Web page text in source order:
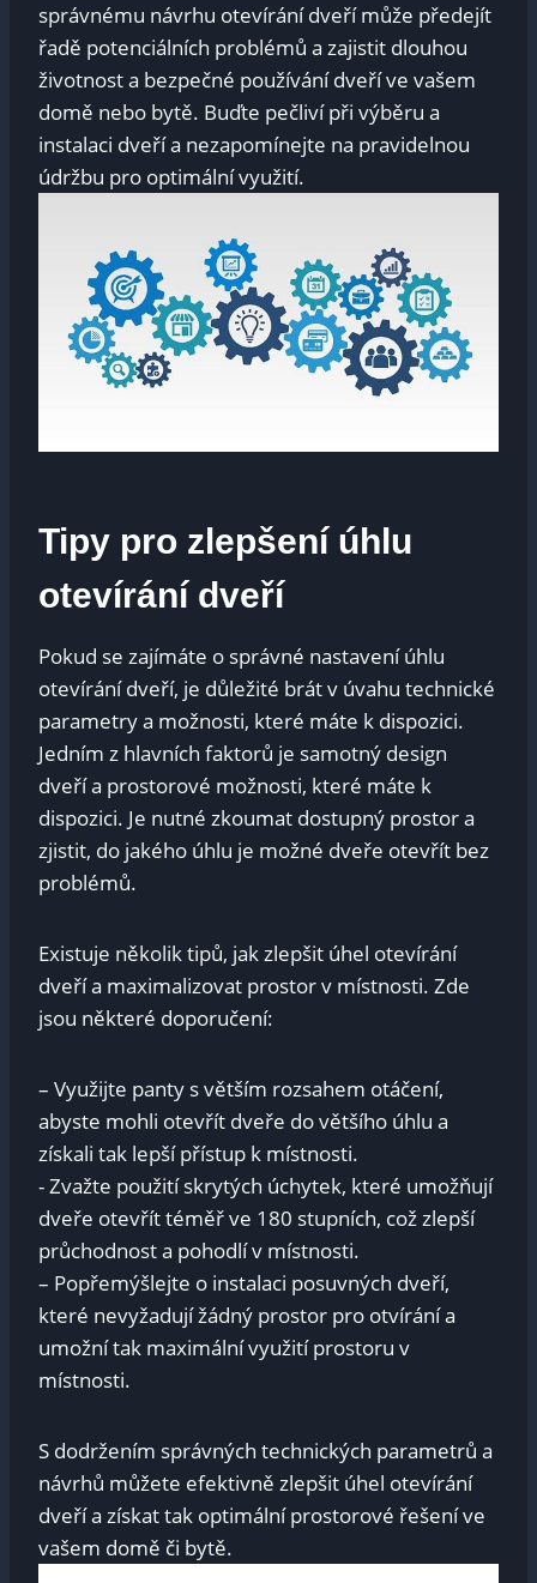
správnému návrhu otevírání ​dveří může předejít
řadě potenciálních problémů⁣ a zajistit dlouhou
životnost⁣ a ​bezpečné používání dveří ve vašem
domě nebo bytě. ⁢Buďte pečliví⁣ při⁢ výběru a
instalaci dveří a nezapomínejte na⁣ pravidelnou
údržbu pro optimální ⁢využití.
Tipy pro zlepšení úhlu
otevírání dveří
Pokud se​ zajímáte o správné nastavení úhlu⁤
otevírání dveří, je ‍důležité brát v úvahu ⁣technické
parametry a možnosti, ⁣které máte k dispozici.
Jedním z ​hlavních faktorů je samotný design
⁢dveří a ⁣prostorové možnosti, které máte k
dispozici. Je nutné zkoumat dostupný prostor ⁢a
zjistit, do jakého úhlu je možné dveře otevřít bez
problémů.
Existuje několik tipů, jak zlepšit úhel otevírání
dveří a maximalizovat prostor v místnosti. Zde
jsou⁤ některé doporučení:
– Využijte panty s⁤ větším rozsahem otáčení,
abyste mohli otevřít dveře do většího úhlu a
získali tak⁤ lepší‍ přístup k místnosti.
-⁣ Zvažte použití skrytých úchytek, ‌které umožňují
dveře otevřít téměř ve ​180 stupních, ‌což‍ zlepší
průchodnost a pohodlí v místnosti.
– Popřemýšlejte ‌o instalaci posuvných dveří,
které nevyžadují‌ žádný prostor pro otvírání a
umožní ⁤tak​ maximální využití prostoru v
⁤místnosti.
S ‍dodržením ‌správných technických parametrů a
návrhů můžete efektivně zlepšit úhel otevírání
dveří ⁢a získat tak optimální prostorové řešení ve
vašem ‌domě či bytě.